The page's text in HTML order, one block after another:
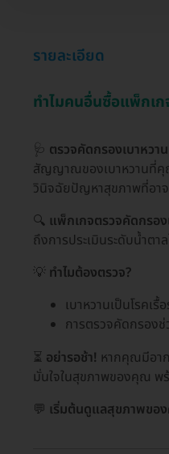
รายละเอียด
ทำไมคนอื่นซื้อแพ็กเก
🩺 ตรวจคัดกรองเบาหวา
สัญญาณของเบาหวานที่คุณ
วินิจฉัยปัญหาสุขภาพที่อาจ
🔍 แพ็กเกจตรวจคัดกรอง
ถึงการประเมินระดับน้ำต
💡 ทำไมต้องตรวจ?
เบาหวานเป็นโรคเ
การตรวจคัดกรอง
⏳ อย่ารอช้า! หากคุณมีอา
มั่นใจในสุขภาพของคุณ พ
💬 เริ่มต้นดูแลสุขภาพขอ